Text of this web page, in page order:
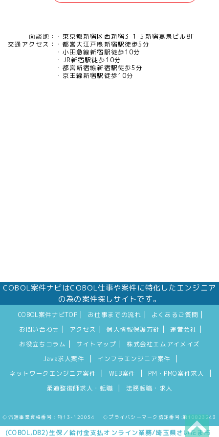
(COBOL,DB2)生保／給付金支払オンライン業務/埼玉県さいたま市
面談地：
東京都新宿区西新宿3-1-5新宿嘉泉ビル8F
交通アクセス：
都営大江戸線新宿駅徒歩5分
小田急線新宿駅徒歩10分
JR新宿駅徒歩10分
都営新宿線新宿駅徒歩5分
京王線新宿駅徒歩10分
COBOL案件ナビはCOBOL仕事や案件に特化したエンジニア
の為の案件探しサイトです。
COBOL案件ナビTOP お仕事までの流れ よくあるご質問
お問い合わせ アクセス 個人情報保護方針 運営会社
お役立ちコラム サイトマップ
株式会社エムアイメイズ
Java求人案件
インフラエンジニア案件
ネットワークエンジニア案件 WEB案件 PM・PMO案件求人
柔道整復師求人・転職 法務転職・求人
◇派遣事業資格番号：特13-120054 ◇プライバシーマーク認定番号:第10823243